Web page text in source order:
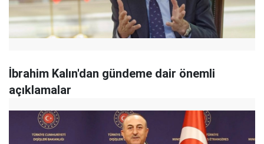
İbrahim Kalın'dan gündeme dair önemli
açıklamalar